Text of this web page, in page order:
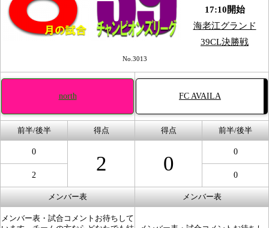
17:10開始
海老江グランド
39CL決勝戦
No.3013
north FC AVAILA
前半/後半 得点 得点 前半/後半
0
2 0
0
2 0
メンバー表 メンバー表
メンバー表・試合コメントお待ちして